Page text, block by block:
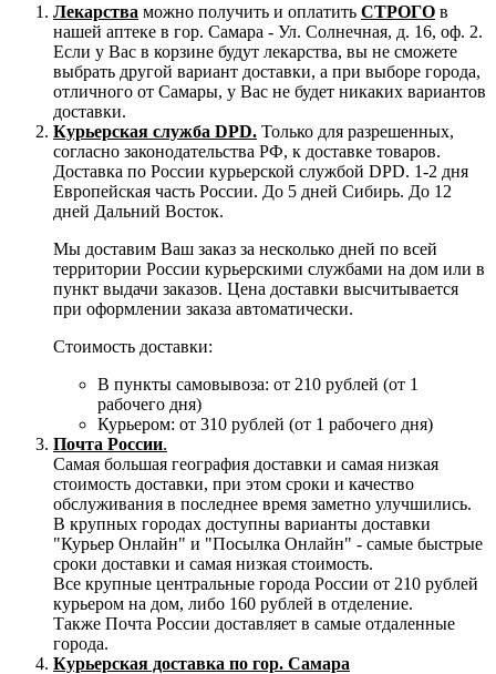
Лекарства можно получить и оплатить СТРОГО в
нашей аптеке в гор. Самара - Ул. Солнечная, д. 16, оф. 2.
Если у Вас в корзине будут лекарства, вы не сможете
выбрать другой вариант доставки, а при выборе города,
отличного от Самары, у Вас не будет никаких вариантов
доставки.
Курьерская служба DPD. Только для разрешенных,
согласно законодательства РФ, к доставке товаров.
Доставка по России курьерской службой DPD. 1-2 дня
Европейская часть России. До 5 дней Сибирь. До 12
дней Дальний Восток.
Мы доставим Ваш заказ за несколько дней по всей
территории России курьерскими службами на дом или в
пункт выдачи заказов. Цена доставки высчитывается
при оформлении заказа автоматически.
Стоимость доставки:
В пункты самовывоза: от 210 рублей (от 1
рабочего дня)
Курьером: от 310 рублей (от 1 рабочего дня)
Почта России.
Самая большая география доставки и самая низкая
стоимость доставки, при этом сроки и качество
обслуживания в последнее время заметно улучшились.
В крупных городах доступны варианты доставки
"Курьер Онлайн" и "Посылка Онлайн" - самые быстрые
сроки доставки и самая низкая стоимость.
Все крупные центральные города России от 210 рублей
курьером на дом, либо 160 рублей в отделение.
Также Почта России доставляет в самые отдаленные
города.
Курьерская доставка по гор. Самара